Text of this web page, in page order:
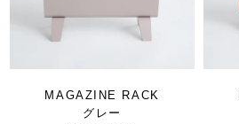
MAGAZINE RACK
グレー